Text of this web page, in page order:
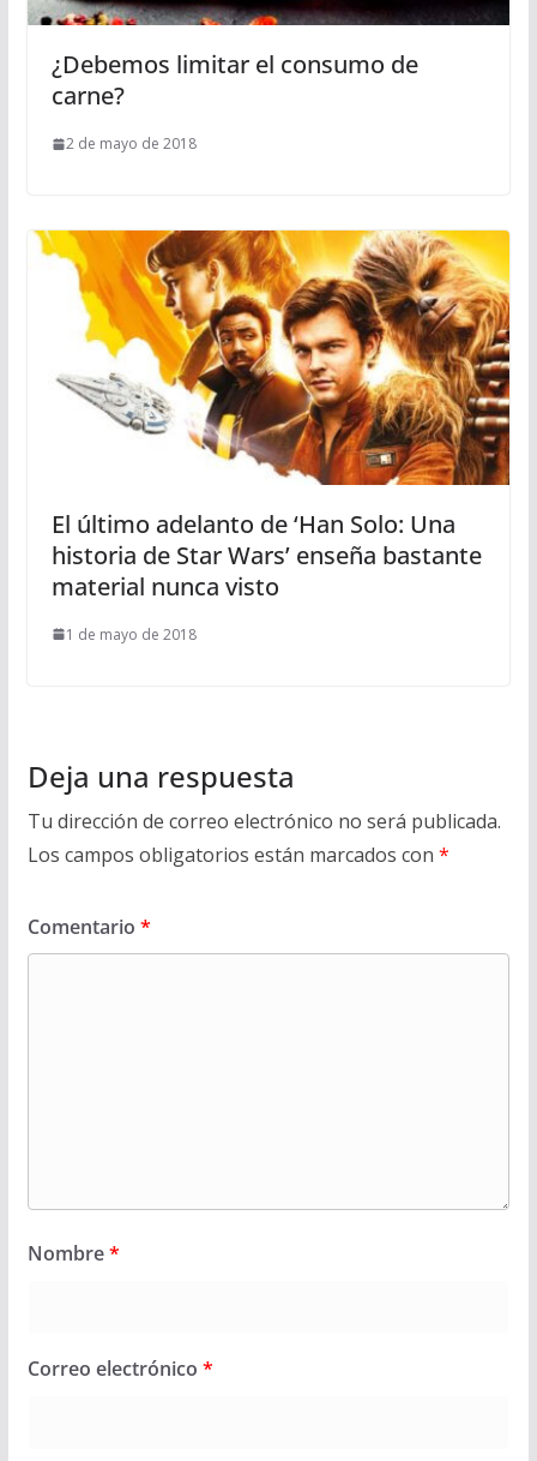
¿Debemos limitar el consumo de
carne?
2 de mayo de 2018
El último adelanto de ‘Han Solo: Una
historia de Star Wars’ enseña bastante
material nunca visto
1 de mayo de 2018
Deja una respuesta
Tu dirección de correo electrónico no será publicada.
Los campos obligatorios están marcados con *
Comentario *
Nombre*
Correo electrónico *